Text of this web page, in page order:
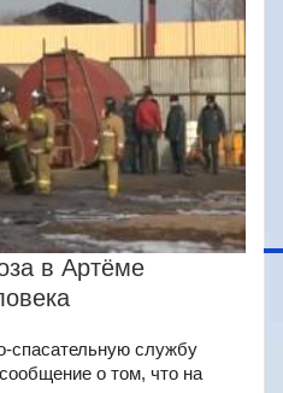
в Артёме
спасательную службу
о том, что на